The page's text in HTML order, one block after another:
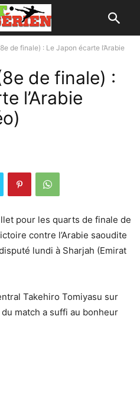
de finale) : Le Japon écarte l’Arabie
de finale) :
l’Arabie
pour les quarts de finale de
contre l’Arabie saoudite
lundi à Sharjah (Emirat
Takehiro Tomiyasu sur
match a suffi au bonheur